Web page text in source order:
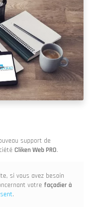
support de
Cliken Web PRO.
si vous avez besoin
votre façadierà
.